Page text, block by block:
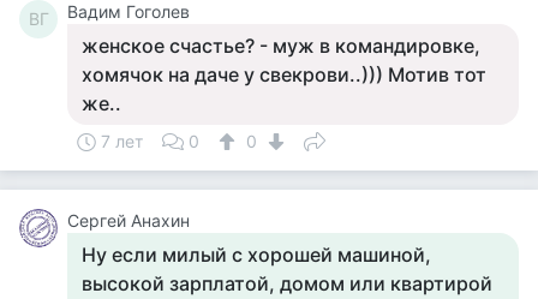
ВГ Вадим Гоголев
женское счастье? - муж в командировке,
хомячок на даче у свекрови..))) Мотив тот
же..
7 лет 0 0
Сергей Анахин
Ну если милый с хорошей машиной,
высокой зарплатой, домом или квартирой